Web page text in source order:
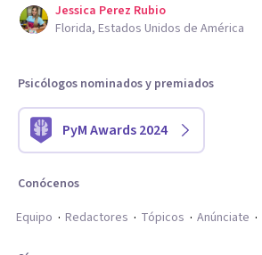
Jessica Perez Rubio
Florida, Estados Unidos de América
Psicólogos nominados y premiados
PyM Awards 2024
Conócenos
Equipo
Redactores Tópicos Anúnciate